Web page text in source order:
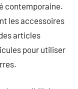
contemporaine.
les accessoires
articles
pour utiliser